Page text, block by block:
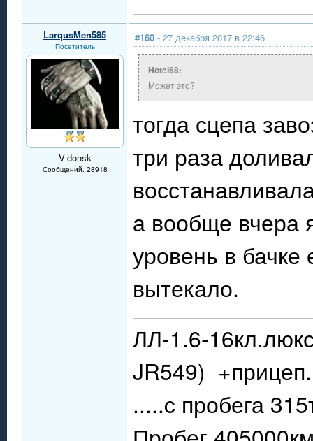
LarqusMen585
Посетитель
V-donsk
Сообщений: 28918
#160 - 27 декабря 2017 в 22:46
Hotei68:
Может это?
тогда сцепа
три раза
а вообще вчера
уровень в
вытекало.
ЛЛ-1.6-
JR549) +прицеп.
.....c пробега